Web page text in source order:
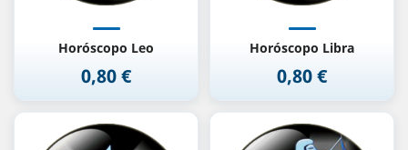
Horóscopo Leo
Precio
0,80 €
Horóscopo Libra
Precio
0,80 €